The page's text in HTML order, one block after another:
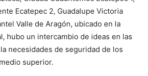
Ecatepec 2, Guadalupe Victoria
Valle de Aragón, ubicado en la
hubo un intercambio de ideas en las
necesidades de seguridad de los
superior.